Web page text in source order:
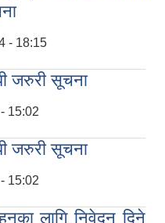
- 18:15
सूचना
जरुरी सूचना
15:02
जरुरी सूचना
15:02
लागि निवेदन दिने